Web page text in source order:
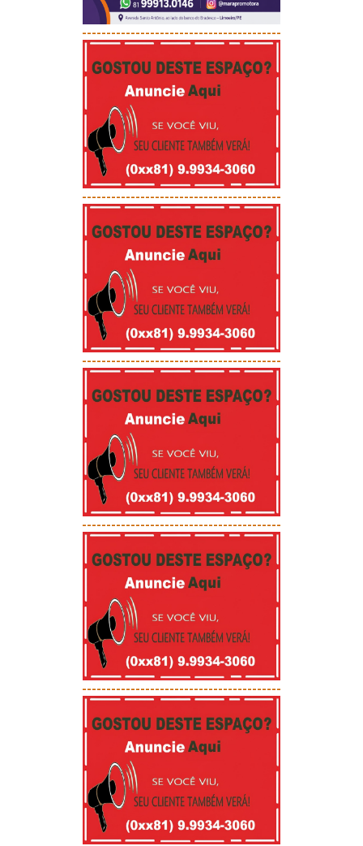
-----------------------------------------
-----------------------------------------
-----------------------------------------
-----------------------------------------
-----------------------------------------